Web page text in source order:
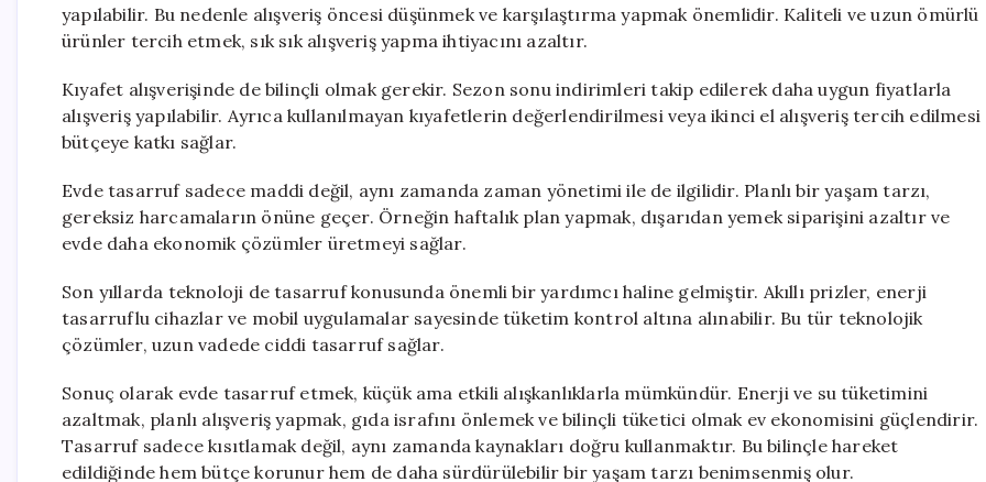
yapılabilir. Bu nedenle alışveriş öncesi düşünmek ve karşılaştırma yapmak önemlidir. Kaliteli ve uzun ömürlü
ürünler tercih etmek, sık sık alışveriş yapma ihtiyacını azaltır.
Kıyafet alışverişinde de bilinçli olmak gerekir. Sezon sonu indirimleri takip edilerek daha uygun fiyatlarla
alışveriş yapılabilir. Ayrıca kullanılmayan kıyafetlerin değerlendirilmesi veya ikinci el alışveriş tercih edilmesi
bütçeye katkı sağlar.
Evde tasarruf sadece maddi değil, aynı zamanda zaman yönetimi ile de ilgilidir. Planlı bir yaşam tarzı,
gereksiz harcamaların önüne geçer. Örneğin haftalık plan yapmak, dışarıdan yemek siparişini azaltır ve
evde daha ekonomik çözümler üretmeyi sağlar.
Son yıllarda teknoloji de tasarruf konusunda önemli bir yardımcı haline gelmiştir. Akıllı prizler, enerji
tasarruflu cihazlar ve mobil uygulamalar sayesinde tüketim kontrol altına alınabilir. Bu tür teknolojik
çözümler, uzun vadede ciddi tasarruf sağlar.
Sonuç olarak evde tasarruf etmek, küçük ama etkili alışkanlıklarla mümkündür. Enerji ve su tüketimini
azaltmak, planlı alışveriş yapmak, gıda israfını önlemek ve bilinçli tüketici olmak ev ekonomisini güçlendirir.
Tasarruf sadece kısıtlamak değil, aynı zamanda kaynakları doğru kullanmaktır. Bu bilinçle hareket
edildiğinde hem bütçe korunur hem de daha sürdürülebilir bir yaşam tarzı benimsenmiş olur.